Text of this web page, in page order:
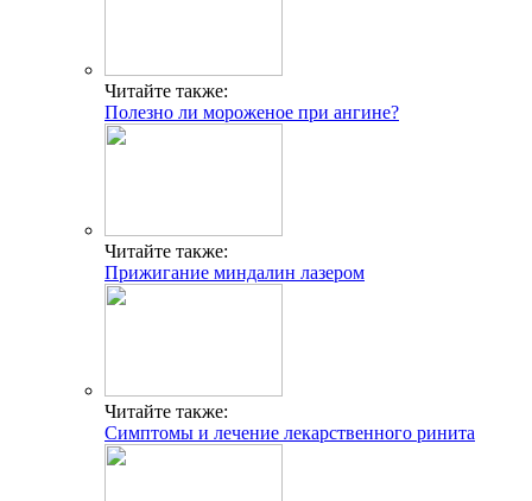
Читайте также:
Полезно ли мороженое при ангине?
Читайте также:
Прижигание миндалин лазером
Читайте также:
Симптомы и лечение лекарственного ринита